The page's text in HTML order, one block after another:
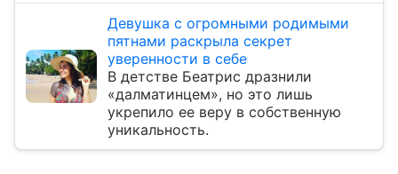
Девушка с огромными родимыми
пятнами раскрыла секрет
уверенности в себе
В детстве Беатрис дразнили
«далматинцем», но это лишь
укрепило ее веру в собственную
уникальность.